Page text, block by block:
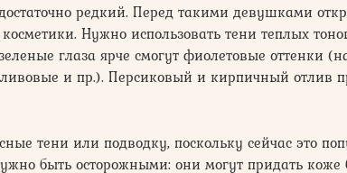
редкий. Перед такими девушками
Нужно использовать тени теплых
глаза ярче смогут фиолетовые оттенки
и пр.). Персиковый и кирпичный отлив
тени или подводку, поскольку сейчас это
быть осторожными: они могут придать коже